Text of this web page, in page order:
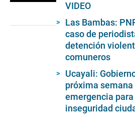
VIDEO
Las Bambas:
caso de
detención
comuneros
Ucayali:
próxima semana
emergencia
inseguridad